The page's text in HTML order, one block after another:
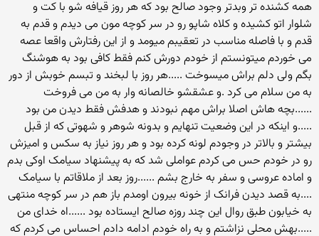
همه کشنده تر وبدتر وجود صالح بود که هر روز قیافه شو با کت و
شلوار اتو کشیده و کلاه شاپو رو در سر کوچه مون می دیدم و قدم به
قدم و با فاصله مناسب در تعقیبم میومد و از این رفتارش واقعا عصه
می خوردم میتونستم از خودم دورش کنم فقط کافی بود به هوشنگ
بگم ولی دلم براش میسوخت .....هر روز با لبخند و تبسم خوبش از دور
به من سلام می کرد .و عشقشو خالصانه وار به من می فروخت
......بچه هاش اصلا براش مهم نبودند و هدفش فقط دیدن من بود
.....و اینکه در این وضعیت تنهایم و بدونه شوهر و شهوتی که از قبل
بیشتر و بالاتر در وجودم لونه کرده بود و هر روز نیاز به سکس و امیزش
رو در خودم حس می کردم عواملی شد که به پیشنهاد سیامک اوکی بدم
و اماده عروسی و سفر به خارج بشم ......روز بعد از ملاقاتم با سیامک
....به قصد دیدن فرانک از خونه بیرون اومدم باز هم در سر کوچه منتهی
به خیابون طبق روال این چند روزه صالح ایستاده بود ......اه خدای من
.....بهش محلی نزاشتم و به راه خودم ادامه دادم احساس می کردم که